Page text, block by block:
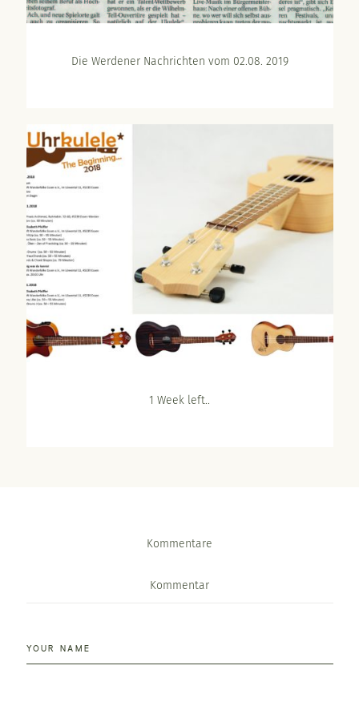
Die Werdener Nachrichten vom 02.08. 2019
1 Week left..
Kommentare
Kommentar
YOUR NAME